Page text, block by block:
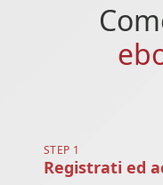
STEP 1
Registrati ed